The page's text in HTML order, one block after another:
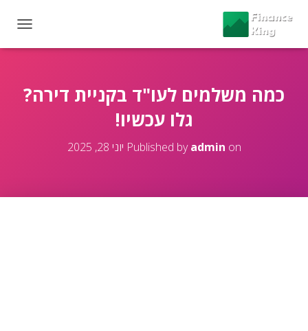
O
L
כמה משלמים לעו"ד בקניית דירה?
גלו עכשיו!
Published byadmin on יוני 28, 2025